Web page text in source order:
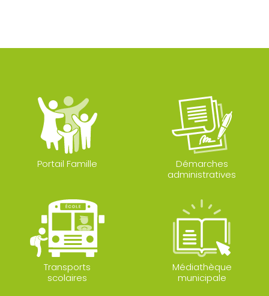
Portail Famille
Démarches
administratives
Transports
scolaires
Médiathèque
municipale